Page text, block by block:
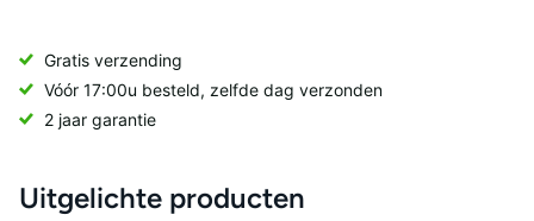
Gratis verzending
Vóór 17:00u besteld, zelfde dag verzonden
2 jaar garantie
Uitgelichte producten